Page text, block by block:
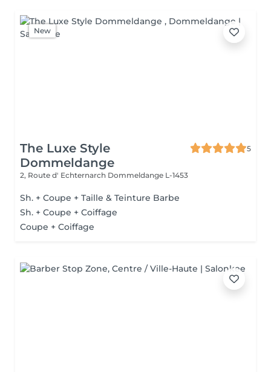
New
The Luxe Style
Dommeldange
5
2, Route d' Echternarch Dommeldange L-1453
Sh. + Coupe + Taille & Teinture Barbe
Sh. + Coupe + Coiffage
Coupe + Coiffage